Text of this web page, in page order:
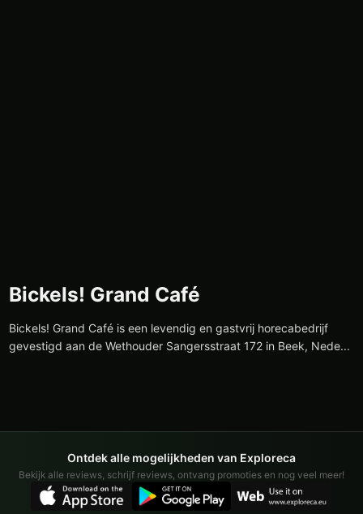
Bickels! Grand Café
Bickels! Grand Café is een levendig en gastvrij horecabedrijf
gevestigd aan de Wethouder Sangersstraat 172 in Beek, Nede...
Ontdek alle mogelijkheden van Exploreca
Bekijk alle reviews, schrijf reviews, ontvang promoties en nog veel meer!